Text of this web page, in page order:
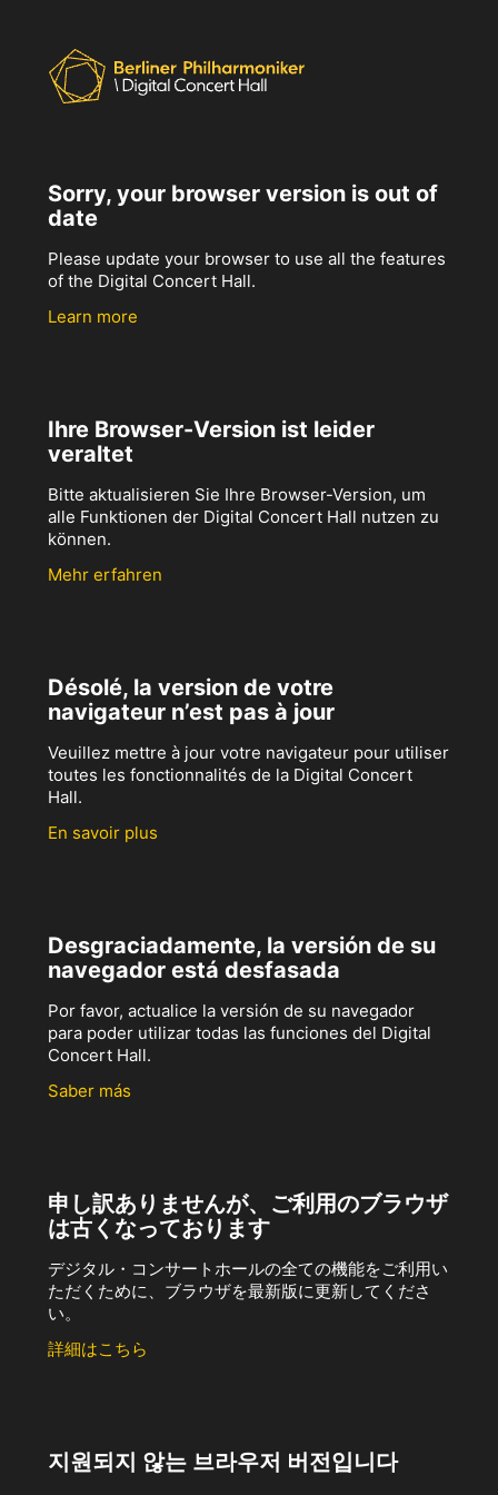
Sorry, your browser version is out of
date
Please update your browser to use all the features
of the Digital Concert Hall.
Learn more
Ihre Browser-Version ist leider
veraltet
Bitte aktualisieren Sie Ihre Browser-Version, um
alle Funktionen der Digital Concert Hall nutzen zu
können.
Mehr erfahren
Désolé, la version de votre
navigateur n’est pas à jour
Veuillez mettre à jour votre navigateur pour utiliser
toutes les fonctionnalités de la Digital Concert
Hall.
En savoir plus
Desgraciadamente, la versión de su
navegador está desfasada
Por favor, actualice la versión de su navegador
para poder utilizar todas las funciones del Digital
Concert Hall.
Saber más
申し訳ありませんが、ご利用のブラウザ
は古くなっております
デジタル・コンサートホールの全ての機能をご利用い
ただくために、ブラウザを最新版に更新してくださ
い。
詳細はこちら
지원되지 않는 브라우저 버전입니다